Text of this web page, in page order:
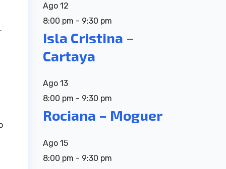
Ago 12
8:00 pm - 9:30 pm
Isla Cristina –
Cartaya
Ago 13
8:00 pm - 9:30 pm
Rociana – Moguer
Ago 15
8:00 pm - 9:30 pm